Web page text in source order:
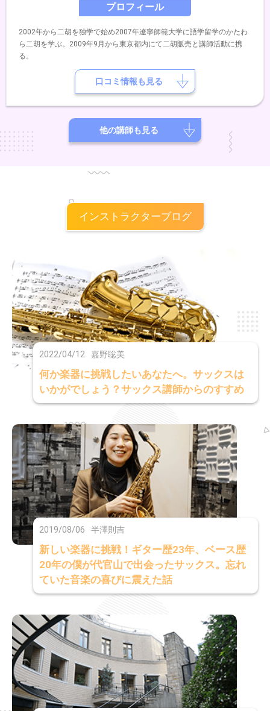
プロフィール
2002年から二胡を独学で始め2007年遼寧師範大学に語学留学のかたわ
ら二胡を学ぶ。2009年9月から東京都内にて二胡販売と講師活動に携
る。
口コミ情報も見る
他の講師も見る
インストラクターブログ
2022/04/12 嘉野聡美
何か楽器に挑戦したいあなたへ。サックスは
いかがでしょう？サックス講師からのすすめ
2019/08/06 半澤則吉
新しい楽器に挑戦！ギター歴23年、ベース歴
20年の僕が代官山で出会ったサックス。忘れ
ていた音楽の喜びに震えた話